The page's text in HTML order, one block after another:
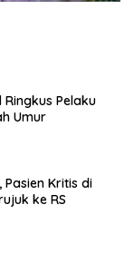
Ringkus Pelaku
Umur
Pasien Kritis di
ke RS